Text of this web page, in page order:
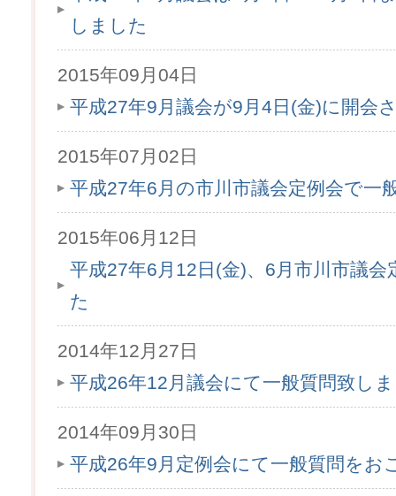
しました
2015年09月04日
平成27年9月議会が9月4日(金)に開会
2015年07月02日
平成27年6月の市川市議会定例会で一
2015年06月12日
平成27年6月12日(金)、6月市川市議
た
2014年12月27日
平成26年12月議会にて一般質問致し
2014年09月30日
平成26年9月定例会にて一般質問をお